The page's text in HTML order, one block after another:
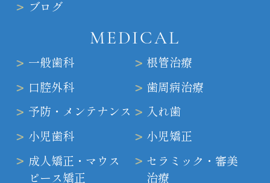
ブログ
MEDICAL
一般歯科
小児矯正
根管治療
成人矯正・マウス
ピース矯正
口腔外科
セラミック・審美
治療
歯周病治療
予防・メンテナンス 入れ歯
小児歯科